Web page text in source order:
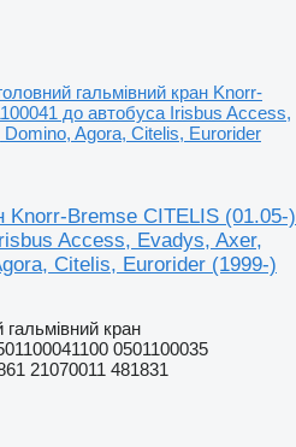
гальмівний кран Knorr-
до автобуса Irisbus Access,
Agora, Citelis, Eurorider
Knorr-Bremse CITELIS (01.05-)
Access, Evadys, Axer,
Citelis, Eurorider (1999-)
кран
0501100035
21070011 481831